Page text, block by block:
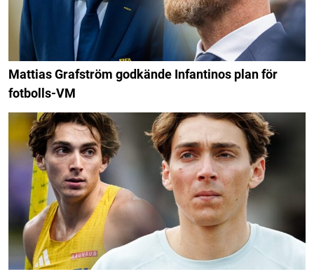
Mattias Grafström godkände Infantinos plan för
fotbolls-VM